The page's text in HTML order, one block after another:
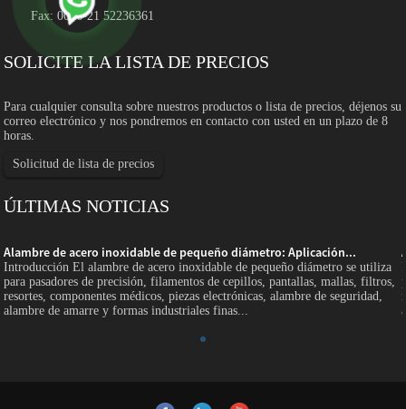
Fax: 0086-21 52236361
SOLICITE LA LISTA DE PRECIOS
Para cualquier consulta sobre nuestros productos o lista de precios, déjenos su
correo electrónico y nos pondremos en contacto con usted en un plazo de 8
horas.
Solicitud de lista de precios
ÚLTIMAS NOTICIAS
Alambre de acero inoxidable de pequeño diámetro: Aplicación...
Introducción El alambre de acero inoxidable de pequeño diámetro se utiliza
para pasadores de precisión, filamentos de cepillos, pantallas, mallas, filtros,
resortes, componentes médicos, piezas electrónicas, alambre de seguridad,
alambre de amarre y formas industriales finas...